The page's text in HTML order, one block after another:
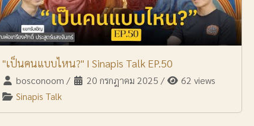
"เป็นคนแบบไหน?" I Sinapis Talk EP.50
bosconoom / 20 กรกฎาคม 2025 /
62 views
Sinapis Talk